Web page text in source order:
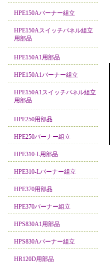
HPE150Aバーナー組立
HPE150Aスイッチパネル組立
用部品
HPE150A1用部品
HPE150A1バーナー組立
HPE150A1スイッチパネル組立
用部品
HPE250用部品
HPE250バーナー組立
HPE310-L用部品
HPE310-Lバーナー組立
HPE370用部品
HPE370バーナー組立
HPS830A1用部品
HPS830Aバーナー組立
HR120D用部品